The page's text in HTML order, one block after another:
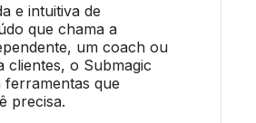
e intuitiva de
que chama a
um coach ou
clientes, o Submagic
que
precisa.